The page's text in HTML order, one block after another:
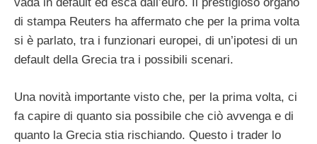
di stampa Reuters ha affermato che per la prima volta
si è parlato, tra i funzionari europei, di un’ipotesi di un
default della Grecia tra i possibili scenari.
Una novità importante visto che, per la prima volta, ci
fa capire di quanto sia possibile che ciò avvenga e di
quanto la Grecia stia rischiando. Questo i trader lo